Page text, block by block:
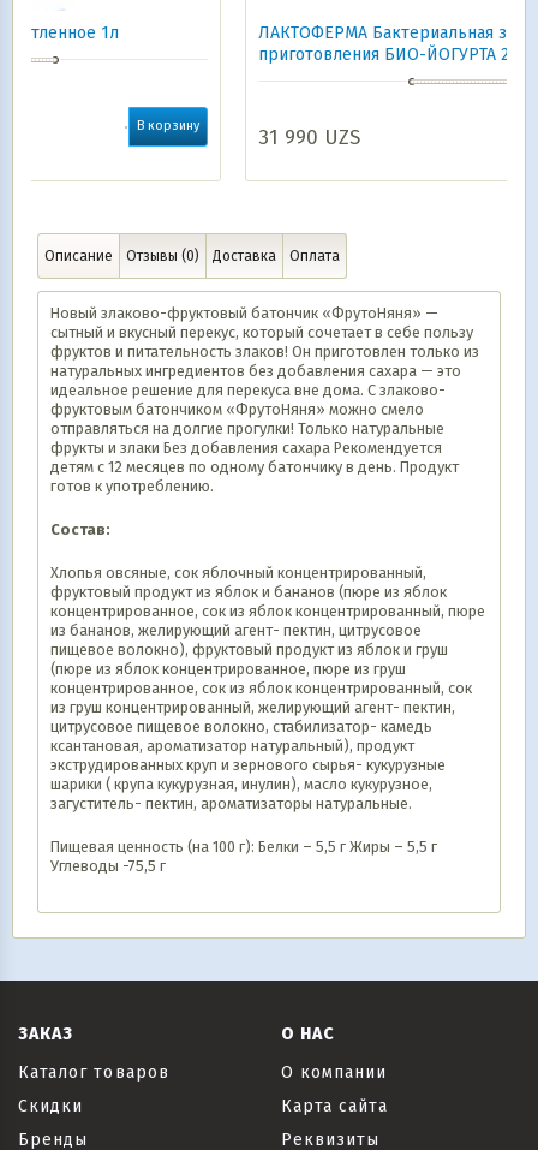
ЛАКТОФЕРМА Бактериальная закваска д/
приготовления БИО-ЙОГУРТА 2фл
31 990UZS
Описание Отзывы (0) Доставка Оплата
Новый злаково-фруктовый батончик «ФрутоНяня» —
сытный и вкусный перекус, который сочетает в себе пользу
фруктов и питательность злаков! Он приготовлен только из
натуральных ингредиентов без добавления сахара — это
идеальное решение для перекуса вне дома. С злаково-
фруктовым батончиком «ФрутоНяня» можно смело
отправляться на долгие прогулки! Только натуральные
фрукты и злаки Без добавления сахара Рекомендуется
детям с 12 месяцев по одному батончику в день. Продукт
готов к употреблению.
Состав:
Хлопья овсяные, сок яблочный концентрированный,
фруктовый продукт из яблок и бананов (пюре из яблок
концентрированное, сок из яблок концентрированный, пюре
из бананов, желирующий агент- пектин, цитрусовое
пищевое волокно), фруктовый продукт из яблок и груш
(пюре из яблок концентрированное, пюре из груш
концентрированное, сок из яблок концентрированный, сок
из груш концентрированный, желирующий агент- пектин,
цитрусовое пищевое волокно, стабилизатор- камедь
ксантановая, ароматизатор натуральный), продукт
экструдированных круп и зернового сырья- кукурузные
шарики ( крупа кукурузная, инулин), масло кукурузное,
загуститель- пектин, ароматизаторы натуральные.
Пищевая ценность (на 100 г): Белки – 5,5 г Жиры – 5,5 г
Углеводы -75,5 г
ЗАКАЗ
Каталог товаров
Скидки
Бренды
О НАС
О компании
Карта сайта
Реквизиты